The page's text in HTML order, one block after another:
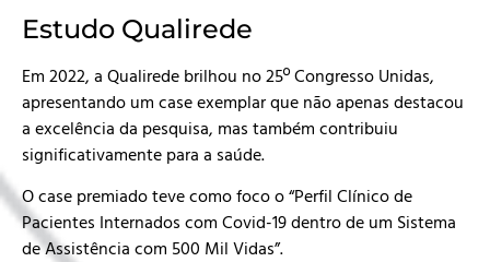
Estudo Qualirede
Em 2022, a Qualirede brilhou no 25º Congresso Unidas,
apresentando um case exemplar que não apenas destacou
a excelência da pesquisa, mas também contribuiu
significativamente para a saúde.
O case premiado teve como foco o “Perfil Clínico de
Pacientes Internados com Covid-19 dentro de um Sistema
de Assistência com 500 Mil Vidas”.